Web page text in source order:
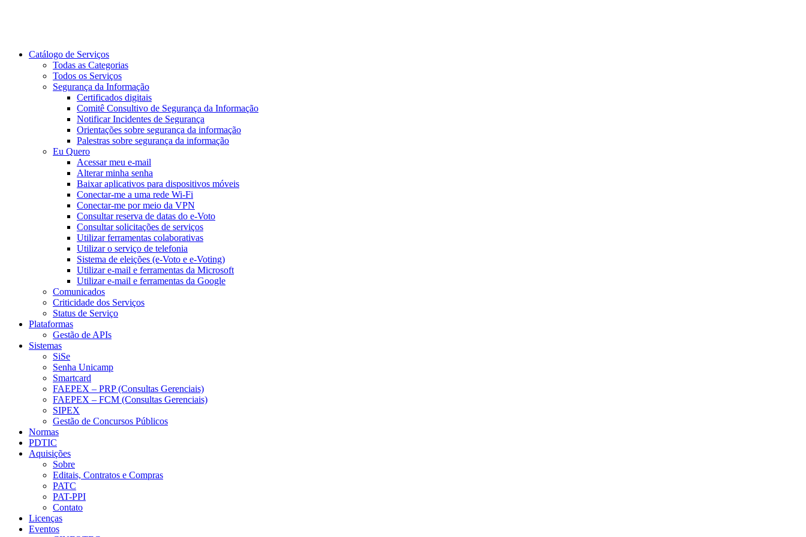
Catálogo de Serviços
Todas as Categorias
Todos os Serviços
Segurança da Informação
Certificados digitais
Comitê Consultivo de Segurança da Informação
Notificar Incidentes de Segurança
Orientações sobre segurança da informação
Palestras sobre segurança da informação
Eu Quero
Acessar meu e-mail
Alterar minha senha
Baixar aplicativos para dispositivos móveis
Conectar-me a uma rede Wi-Fi
Conectar-me por meio da VPN
Consultar reserva de datas do e-Voto
Consultar solicitações de serviços
Utilizar ferramentas colaborativas
Utilizar o serviço de telefonia
Sistema de eleições (e-Voto e e-Voting)
Utilizar e-mail e ferramentas da Microsoft
Utilizar e-mail e ferramentas da Google
Comunicados
Criticidade dos Serviços
Status de Serviço
Plataformas
Gestão de APIs
Sistemas
SiSe
Senha Unicamp
Smartcard
FAEPEX – PRP (Consultas Gerenciais)
FAEPEX – FCM (Consultas Gerenciais)
SIPEX
Gestão de Concursos Públicos
Normas
PDTIC
Aquisições
Sobre
Editais, Contratos e Compras
PATC
PAT-PPI
Contato
Licenças
Eventos